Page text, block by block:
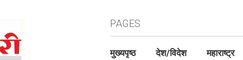
PAGES
मुख्यपृष्ठ देश/विदेश महाराष्ट्र